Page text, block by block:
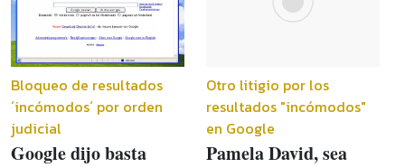
Bloqueo de resultados
´incómodos´ por orden
judicial
Google dijo basta
Otro litigio por los
resultados "incómodos"
en Google
Pamela David, sea